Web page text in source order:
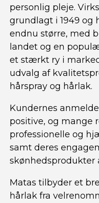
personlig pleje.
grundlagt i 1949 og
endnu større, med
landet og en
et stærkt ry i
udvalg af
hårspray og hårlak.
Kundernes
positive, og mange
professionelle og
samt deres
skønhedsprodukter
Matas tilbyder et
hårlak fra